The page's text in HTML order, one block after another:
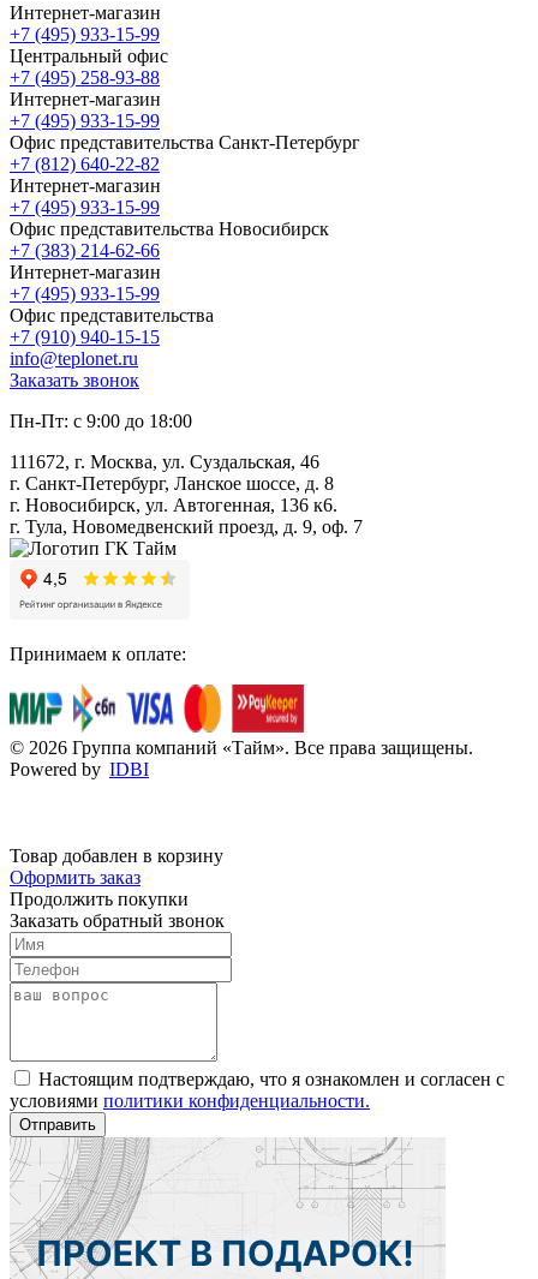
Интернет-магазин
+7 (495) 933-15-99
Центральный офис
+7 (495) 258-93-88
Интернет-магазин
+7 (495) 933-15-99
Офис представительства Санкт-Петербург
+7 (812) 640-22-82
Интернет-магазин
+7 (495) 933-15-99
Офис представительства Новосибирск
+7 (383) 214-62-66
Интернет-магазин
+7 (495) 933-15-99
Офис представительства
+7 (910) 940-15-15
info@teplonet.ru
Заказать звонок
Пн-Пт: с 9:00 до 18:00
111672, г. Москва, ул. Суздальская, 46
г. Санкт-Петербург, Ланское шоссе, д. 8
г. Новосибирск, ул. Автогенная, 136 к6.
г. Тула, Новомедвенский проезд, д. 9, оф. 7
Принимаем к оплате:
© 2026 Группа компаний «Тайм». Все права защищены.
Powered by IDBI
Товар добавлен в корзину
Оформить заказ
Продолжить покупки
Заказать обратный звонок
Настоящим подтверждаю, что я ознакомлен и согласен с
условиями политики конфиденциальности.
Отправить